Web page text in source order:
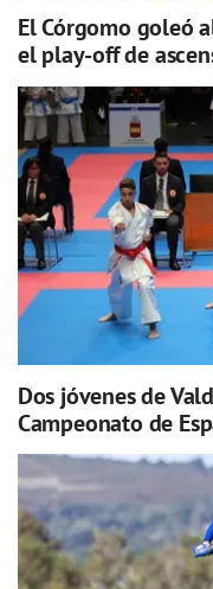
El Córgomo goleó
el play-off de
Dos jóvenes de
Campeonato de